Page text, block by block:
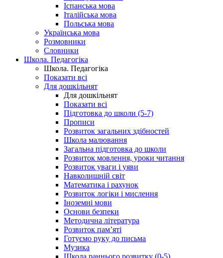
Іспанська мова
Італійська мова
Польська мова
Українська мова
Розмовники
Словники
Школа. Педагогіка
Школа. Педагогіка
Показати всі
Для дошкільнят
Для дошкільнят
Показати всі
Підготовка до школи (5-7)
Прописи
Розвиток загальних здібностей
Школа малювання
Загальна підготовка до школи
Розвиток мовлення, уроки читання
Розвиток уваги і уяви
Навколишній світ
Математика і рахунок
Розвиток логіки і мислення
Іноземні мови
Основи безпеки
Методична література
Розвиток пам’яті
Готуємо руку до письма
Музика
Школа раннього розвитку (0-5)